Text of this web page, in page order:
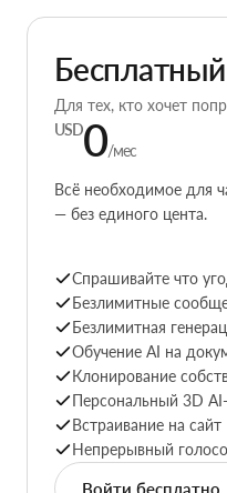
Бесплатный
Для тех, кто хочет
USD0/мес
Всё необходимое для
— без единого цента.
Спрашивайте что
Безлимитные
Безлимитная
Обучение AI на
Клонирование
Персональный 3D
Встраивание на сайт
Непрерывный
Войти бесплатно